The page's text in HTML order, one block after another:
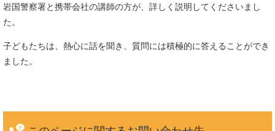
岩国警察署と携帯会社の講師の方が、詳しく説明してくださいまし
た。
子どもたちは、熱心に話を聞き、質問には積極的に答えることができ
ました。